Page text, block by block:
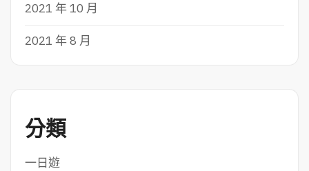
2021 年 10 月
2021 年 8 月
分類
一日遊